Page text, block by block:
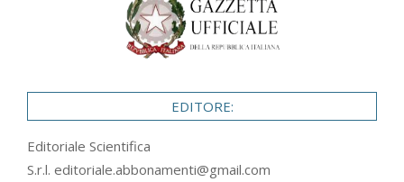
EDITORE:
Editoriale Scientifica
S.r.l. editoriale.abbonamenti@gmail.com